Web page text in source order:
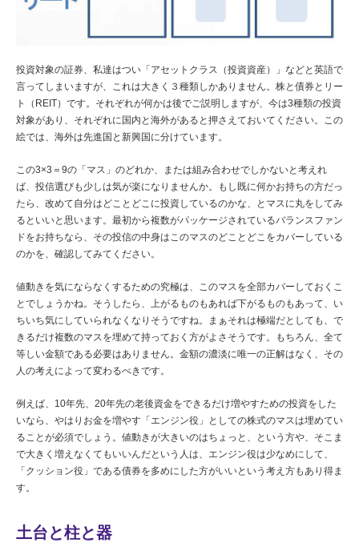
投資対象の証券、私達はつい「アセットクラス（投資資産）」などと英語で
言ってしまいますが、これは大きく３種類しかありません。株と債券とリー
ト（REIT）です。それぞれが何かは後でご説明しますが、今は3種類の投資
対象があり、それぞれに国内と海外があると押さえておいてください。この
絵では、海外は先進国と新興国に分けています。
この3×3＝9の「マス」のどれか、または組み合わせでしかないと考えれ
ば、投信選びも少しは気が楽になりませんか。もし既に何かお持ちの方だっ
たら、改めて自分はどことどこに投資しているのかな、とマスに丸をしてみ
るといいと思います。最初から複数がパッケージされているバランスファン
ドをお持ちなら、その投信の中身はこのマスのどことどこをカバーしている
のかを、確認してみてください。
値動きを気にならなくするための究極は、このマスを全部カバーしておくこ
とでしょうかね。そうしたら、上がるものもあれば下がるものもあって、い
ちいち気にしていられなくなりそうですね。まぁそれは極端だとしても、で
きるだけ複数のマスを埋めて持っておく方がよさそうです。もちろん、全て
等しい金額である必要はありません。金額の濃淡に唯一の正解はなく、その
人の考えによって変わるべきです。
例えば、10年先、20年先の老後資金をできるだけ増やすための投資をした
いなら、やはりお金を増やす「エンジン役」としての株式のマスは埋めてい
ることが必須でしょう。値動きが大きいのはちょっと、という方や、そこま
で大きく増えなくてもいいんだという人は、エンジン役は少なめにして、
「クッション役」である債券を多めにした方がいいという考え方もあり得ま
す。
土台と柱と器